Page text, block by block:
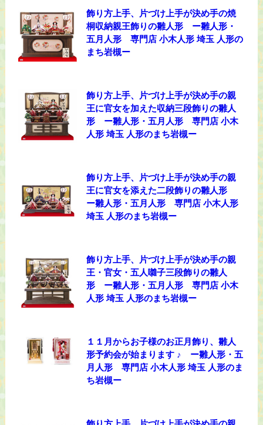
飾り方上手、片づけ上手が決め手の焼
桐収納親王飾りの雛人形 ー雛人形・
五月人形 専門店 小木人形 埼玉 人形の
まち岩槻ー
飾り方上手、片づけ上手が決め手の親
王に官女を加えた収納三段飾りの雛人
形 ー雛人形・五月人形 専門店 小木
人形 埼玉 人形のまち岩槻ー
飾り方上手、片づけ上手が決め手の親
王に官女を添えた二段飾りの雛人形
ー雛人形・五月人形 専門店 小木人形
埼玉 人形のまち岩槻ー
飾り方上手、片づけ上手が決め手の親
王・官女・五人囃子三段飾りの雛人
形 ー雛人形・五月人形 専門店 小木
人形 埼玉 人形のまち岩槻ー
１１月からお子様のお正月飾り、雛人
形予約会が始まります ♪ ー雛人形・五
月人形 専門店 小木人形 埼玉 人形のま
ち岩槻ー